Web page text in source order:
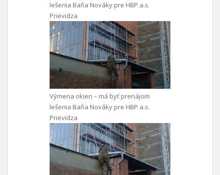
lešenia Baňa Nováky pre HBP a.s.
Prievidza
Výmena okien – má byť prenájom
lešenia Baňa Nováky pre HBP a.s.
Prievidza